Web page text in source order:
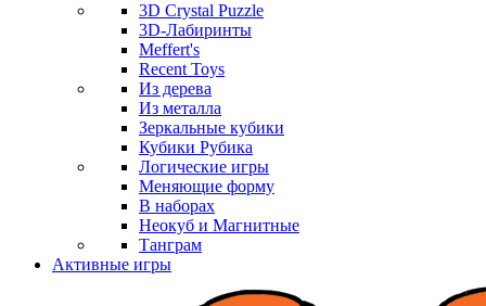
3D Crystal Puzzle
3D-Лабиринты
Meffert's
Recent Toys
Из дерева
Из металла
Зеркальные кубики
Кубики Рубика
Логические игры
Меняющие форму
В наборах
Неокуб и Магнитные
Танграм
Активные игры